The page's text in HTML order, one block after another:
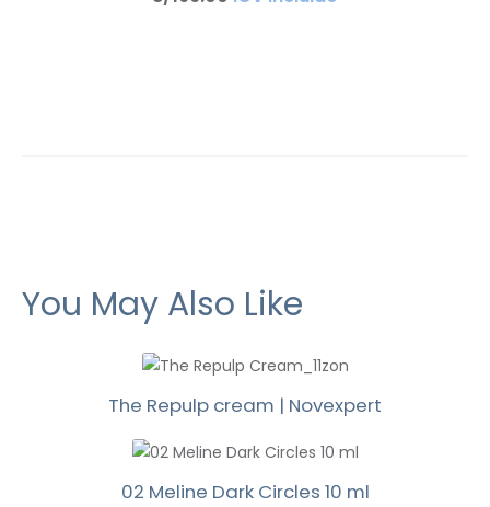
You May Also Like
The Repulp cream | Novexpert
02 Meline Dark Circles 10 ml